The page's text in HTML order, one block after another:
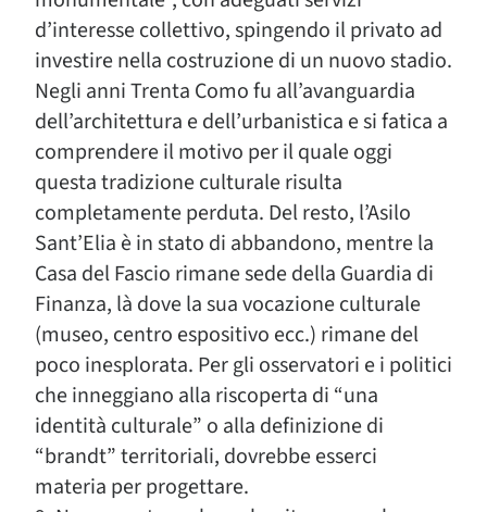
d’interesse collettivo, spingendo il privato ad
investire nella costruzione di un nuovo stadio.
Negli anni Trenta Como fu all’avanguardia
dell’architettura e dell’urbanistica e si fatica a
comprendere il motivo per il quale oggi
questa tradizione culturale risulta
completamente perduta. Del resto, l’Asilo
Sant’Elia è in stato di abbandono, mentre la
Casa del Fascio rimane sede della Guardia di
Finanza, là dove la sua vocazione culturale
(museo, centro espositivo ecc.) rimane del
poco inesplorata. Per gli osservatori e i politici
che inneggiano alla riscoperta di “una
identità culturale” o alla definizione di
“brandt” territoriali, dovrebbe esserci
materia per progettare.